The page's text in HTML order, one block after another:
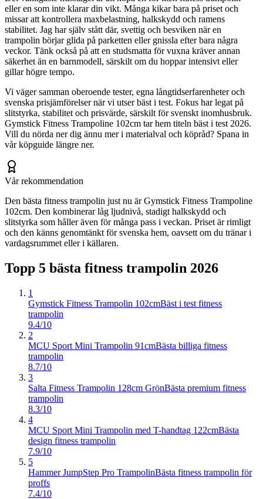
eller en som inte klarar din vikt. Många kikar bara på priset och
missar att kontrollera maxbelastning, halkskydd och ramens
stabilitet. Jag har själv stått där, svettig och besviken när en
trampolin börjar glida på parketten eller gnissla efter bara några
veckor. Tänk också på att en studsmatta för vuxna kräver annan
säkerhet än en barnmodell, särskilt om du hoppar intensivt eller
gillar högre tempo.
Vi väger samman oberoende tester, egna långtidserfarenheter och
svenska prisjämförelser när vi utser bäst i test. Fokus har legat på
slitstyrka, stabilitet och prisvärde, särskilt för svenskt inomhusbruk.
Gymstick Fitness Trampoline 102cm tar hem titeln bäst i test 2026.
Vill du nörda ner dig ännu mer i materialval och köpråd? Spana in
vår köpguide längre ner.
Vår rekommendation
Den bästa fitness trampolin just nu är Gymstick Fitness Trampoline
102cm. Den kombinerar låg ljudnivå, stadigt halkskydd och
slitstyrka som håller även för många pass i veckan. Priset är rimligt
och den känns genomtänkt för svenska hem, oavsett om du tränar i
vardagsrummet eller i källaren.
Topp 5 bästa fitness trampolin 2026
1
Gymstick Fitness Trampolin 102cmBäst i test fitness
trampolin
9.4/10
2
MCU Sport Mini Trampolin 91cmBästa billiga fitness
trampolin
8.7/10
3
Salta Fitness Trampolin 128cm GrönBästa premium fitness
trampolin
8.3/10
4
MCU Sport Mini Trampolin med T-handtag 122cmBästa
design fitness trampolin
7.9/10
5
Hammer JumpStep Pro TrampolinBästa fitness trampolin för
proffs
7.4/10